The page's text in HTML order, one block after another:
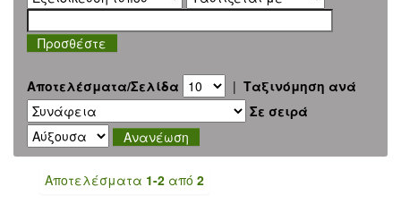
Αποτελέσματα/Σελίδα | Ταξινόμηση ανά
Σε σειρά
Αποτελέσματα 1-2 από 2